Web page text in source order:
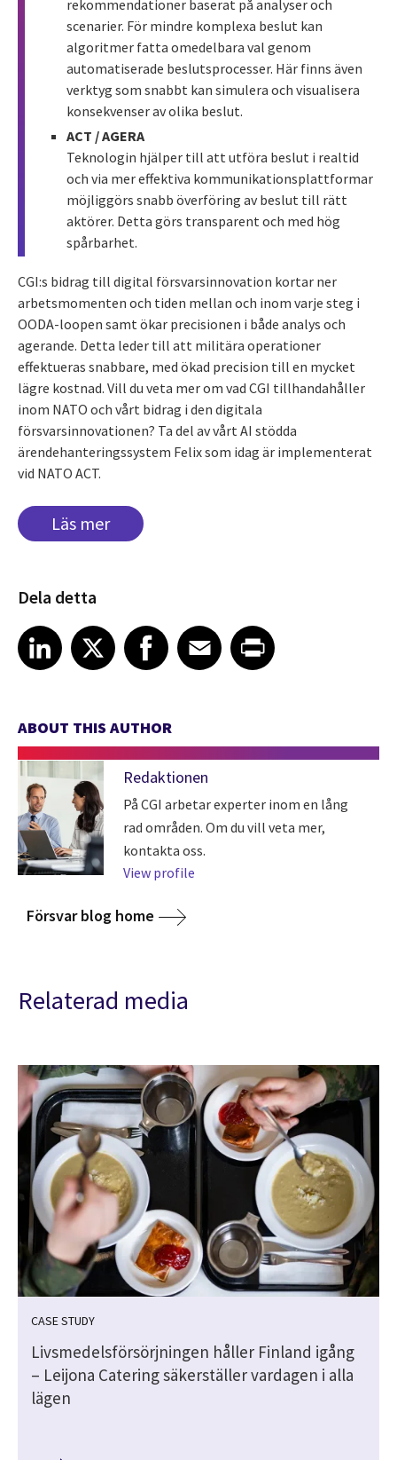
rekommendationer baserat på analyser och
scenarier. För mindre komplexa beslut kan
algoritmer fatta omedelbara val genom
automatiserade beslutsprocesser. Här finns även
verktyg som snabbt kan simulera och visualisera
konsekvenser av olika beslut.
ACT / AGERA
Teknologin hjälper till att utföra beslut i realtid
och via mer effektiva kommunikationsplattformar
möjliggörs snabb överföring av beslut till rätt
aktörer. Detta görs transparent och med hög
spårbarhet.
CGI:s bidrag till digital försvarsinnovation kortar ner
arbetsmomenten och tiden mellan och inom varje steg i
OODA-loopen samt ökar precisionen i både analys och
agerande. Detta leder till att militära operationer
effektueras snabbare, med ökad precision till en mycket
lägre kostnad. Vill du veta mer om vad CGI tillhandahåller
inom NATO och vårt bidrag i den digitala
försvarsinnovationen? Ta del av vårt AI stödda
ärendehanteringssystem Felix som idag är implementerat
vid NATO ACT.
Läs mer
Dela detta
Share article on LinkedIn
LinkedIn
Share article on XShare article on Facebook
Facebook
Share article on Email
EmailShare article on Print
ABOUT THIS AUTHOR
Redaktionen
På CGI arbetar experter inom en lång
rad områden. Om du vill veta mer,
kontakta oss.
View profile
Försvar blog home
Relaterad media
CASE STUDY
Livsmedelsförsörjningen håller Finland igång
– Leijona Catering säkerställer vardagen i alla
lägen